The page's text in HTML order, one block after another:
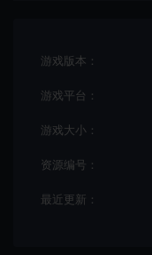
游戏版本：
游戏平台：
游戏大小：
资源编号：
最近更新：